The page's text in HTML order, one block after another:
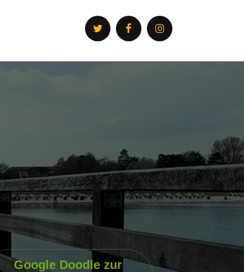
Google Doodle zur